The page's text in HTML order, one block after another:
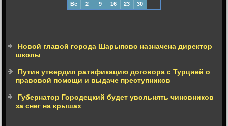
Вс
2 9 16 23 30
Новой главой города Шарыпово назначена директор
школы
Путин утвердил ратификацию договора с Турцией о
правовой помощи и выдаче преступников
Губернатор Городецкий будет увольнять чиновников
за снег на крышах